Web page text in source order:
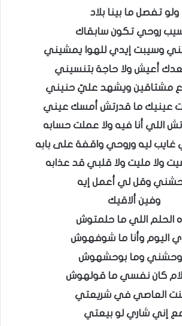
ولو تفصل ما بينا بلاد
روحي تكون سابقاك
وسيبت إيدي للهوا يمشيني
أعيش ولا حاجة بتنسيني
مشتاقين ويشهد عليّ حنيني
عينيك ما قدرتش أمسك عيني
اللي أنا فيه ولا عملت حسابه
غايب ليه وروحي واقفة على بابه
ولا مليت ولا قلبي قد عذابه
وقل لي أعمل إيه
وفين ألاقيك
الحلم اللي ما حلمتوش
اليوم وأنا ما شوفهوش
وما بوحشهوش
كان نفسي ما قولهوش
العاصي في شريعتي
إني شاري لو بيعتي